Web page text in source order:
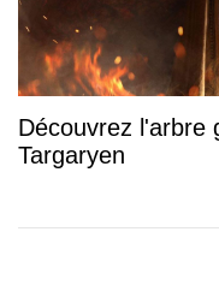
Découvrez l'arbre
Targaryen